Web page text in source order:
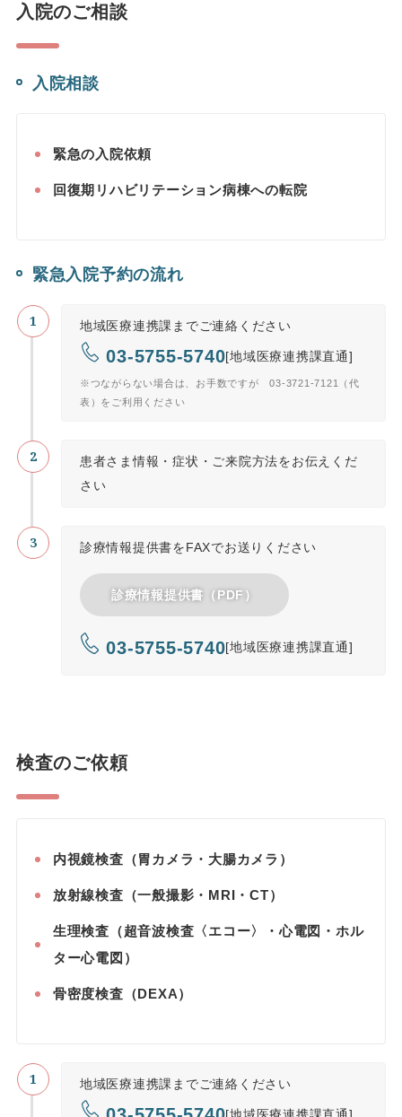
入院のご相談
入院相談
緊急の入院依頼
回復期リハビリテーション病棟への転院
緊急入院予約の流れ
地域医療連携課までご連絡ください
03-5755-5740[地域医療連携課直通]
※つながらない場合は、お手数ですが 03-3721-7121（代
表）をご利用ください
患者さま情報・症状・ご来院方法をお伝えくだ
さい
診療情報提供書をFAXでお送りください
診療情報提供書（PDF）
03-5755-5740[地域医療連携課直通]
検査のご依頼
内視鏡検査（胃カメラ・大腸カメラ）
放射線検査（一般撮影・MRI・CT）
生理検査（超音波検査〈エコー〉・心電図・ホル
ター心電図）
骨密度検査（DEXA）
地域医療連携課までご連絡ください